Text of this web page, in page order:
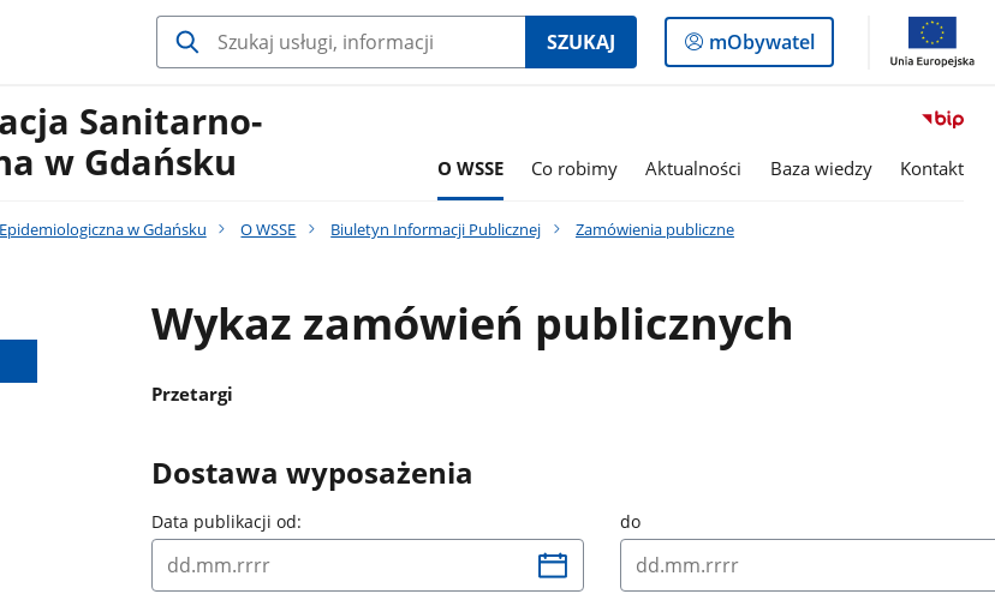
SZUKAJ
Logowanie
do
mObywatel
Sanitarno-
w Gdańsku
O WSSE Co robimy Aktualności Baza wiedzy Kontakt
w Gdańsku O WSSE Biuletyn Informacji Publicznej
Zamówienia publiczne
Wykaz zamówień publicznych
Przetargi
Dostawa wyposażenia
Data publikacji od: do